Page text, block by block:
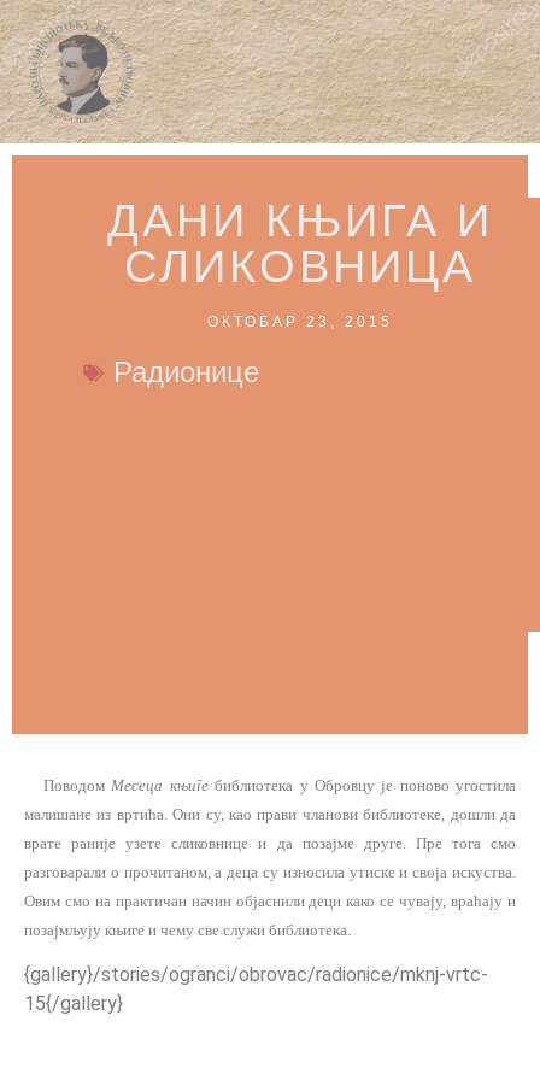
ДАНИ КЊИГА И
СЛИКОВНИЦА
ОКТОБАР 23, 2015
Радионице
ПоводомМесеца књигебиблиотека у Обровцу је поново угостила
малишане из вртића. Они су, као прави чланови библиотеке, дошли да
врате раније узете сликовнице и да позајме друге. Пре тога смо
разговарали о прочитаном, а деца су износила утиске и своја искуства.
Овим смо на практичан начин објаснили деци како се чувају, враћају и
позајмљују књиге и чему све служи библиотека.
{gallery}/stories/ogranci/obrovac/radionice/mknj-vrtc-
15{/gallery}